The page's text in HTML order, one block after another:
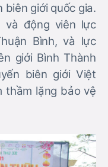
biên giới quốc gia.
và động viên lực
Bình, và lực
giới Bình Thành
biên giới Việt
thầm lặng bảo vệ